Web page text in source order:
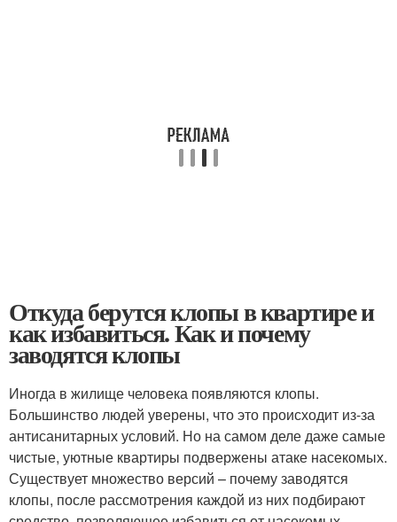
Откуда берутся клопы в квартире и
как избавиться. Как и почему
заводятся клопы
Иногда в жилище человека появляются клопы.
Большинство людей уверены, что это происходит из-за
антисанитарных условий. Но на самом деле даже самые
чистые, уютные квартиры подвержены атаке насекомых.
Существует множество версий – почему заводятся
клопы, после рассмотрения каждой из них подбирают